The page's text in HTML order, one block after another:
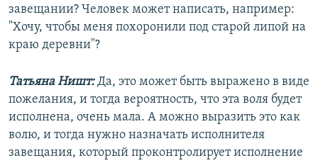
завещании? Человек может написать, например:
"Хочу, чтобы меня похоронили под старой липой на
краю деревни"?
Татьяна Ништ:Да, это может быть выражено в виде
пожелания, и тогда вероятность, что эта воля будет
исполнена, очень мала. А можно выразить это как
волю, и тогда нужно назначать исполнителя
завещания, который проконтролирует исполнение